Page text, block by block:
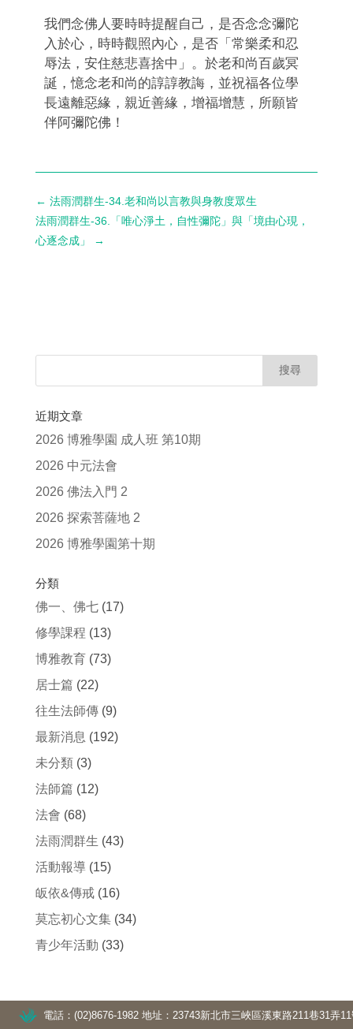
我們念佛人要時時提醒自己，是否念念彌陀
入於心，時時觀照內心，是否「常樂柔和忍
辱法，安住慈悲喜捨中」。於老和尚百歲冥
誕，憶念老和尚的諄諄教誨，並祝福各位學
長遠離惡緣，親近善緣，增福增慧，所願皆
伴阿彌陀佛！
← 法雨潤群生-34.老和尚以言教與身教度眾生
法雨潤群生-36.「唯心淨土，自性彌陀」與「境由心現，
心逐念成」
→
近期文章
2026 博雅學園 成人班 第10期
2026 中元法會
2026 佛法入門 2
2026 探索菩薩地 2
2026 博雅學園第十期
分類
佛一、佛七(17)
修學課程 (13)
博雅教育(73)
居士篇 (22)
往生法師傳(9)
最新消息 (192)
未分類(3)
法師篇 (12)
法會 (68)
法雨潤群生 (43)
活動報導(15)
皈依&傳戒(16)
莫忘初心文集(34)
青少年活動 (33)
電話：(02)8676-1982 地址：23743新北市三峽區溪東路211巷31弄